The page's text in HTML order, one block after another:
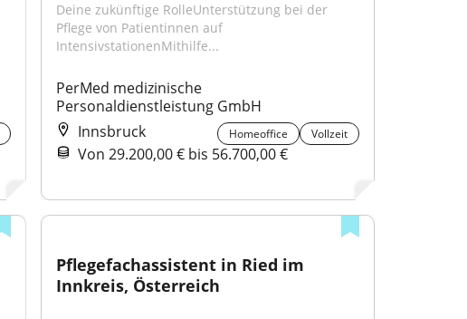
Deine zukünftige RolleUnterstützung bei der
Pflege von Patientinnen auf
IntensivstationenMithilfe...
PerMed medizinische
Personaldienstleistung GmbH
Innsbruck
Homeoffice Vollzeit
Von 29.200,00 € bis 56.700,00 €
Pflegefachassistent in Ried im
Innkreis, Österreich